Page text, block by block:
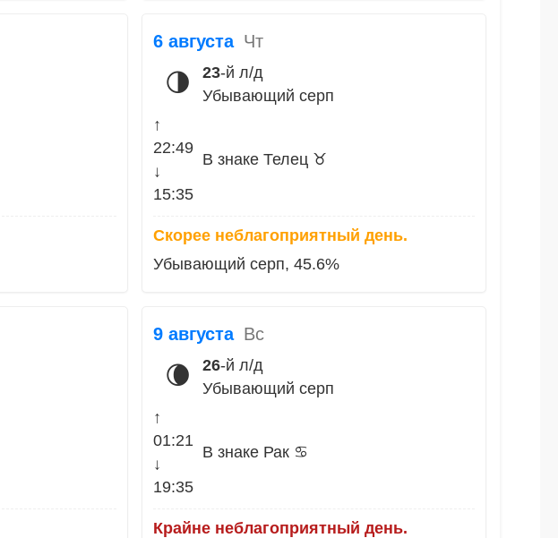
6 августа Чт
🌗 23-й л/д
Убывающий серп
↑
22:49
↓
15:35
В знаке Телец ♉
Скорее неблагоприятный день.
Убывающий серп, 45.6%
9 августа Вс
🌘 26-й л/д
Убывающий серп
↑
01:21
↓
19:35
В знаке Рак ♋
Крайне неблагоприятный день.